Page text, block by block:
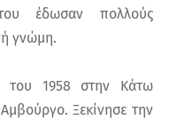
έδωσαν πολλούς
γνώμη.
του 1958 στην Κάτω
Ξεκίνησε την